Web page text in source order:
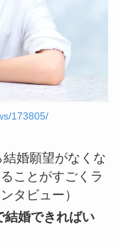
173805/
婚願望がなくな
ことがすごくラ
タビュー）
結婚できればい